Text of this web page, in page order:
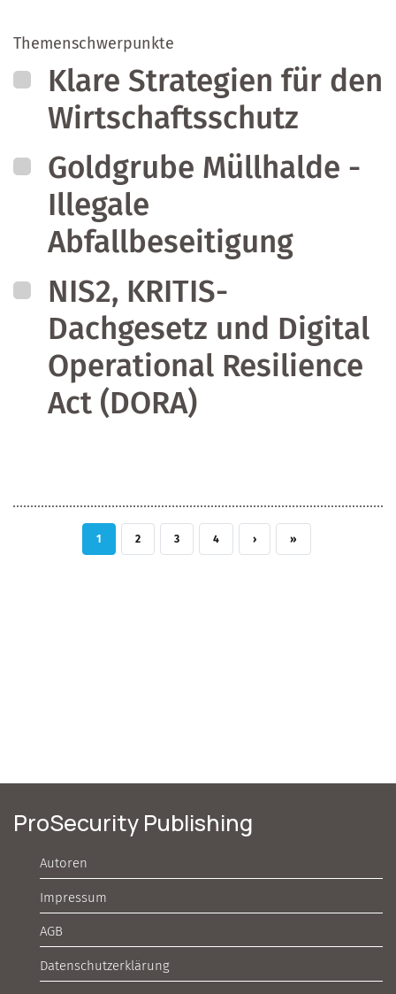
Themenschwerpunkte
Klare Strategien für den
Wirtschaftsschutz
Goldgrube Müllhalde -
Illegale
Abfallbeseitigung
NIS2, KRITIS-
Dachgesetz und Digital
Operational Resilience
Act (DORA)
AKTUELLE SEITE
1 SEITE
2 SEITE
3 SEITE
4 NÄCHSTE SEITE
› LETZTE SEITE
»
ProSecurity Publishing
Autoren
Impressum
AGB
Datenschutzerklärung